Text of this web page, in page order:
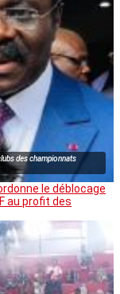
des championnats
le déblocage
au profit des